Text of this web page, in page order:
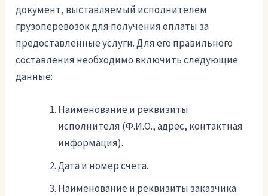
документ, выставляемый исполнителем
грузоперевозок для получения оплаты за
предоставленные услуги. Для его правильного
составления необходимо включить следующие
данные:
Наименование и реквизиты
исполнителя (Ф.И.О., адрес, контактная
информация).
Дата и номер счета.
Наименование и реквизиты заказчика